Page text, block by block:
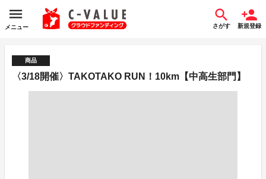
メニュー さがす 新規登録
商品
〈3/18開催〉TAKOTAKO RUN！10km【中高生部門】